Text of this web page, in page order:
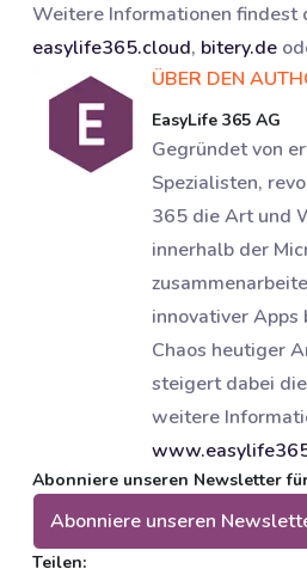
Weitere Informationen findest
easylife365.cloud, bitery.de
ÜBER DEN
EasyLife 365 AG
Gegründet von
Spezialisten,
365 die Art und
innerhalb der
innovativer
Chaos heutiger
steigert dabei
weitere
Abonniere unseren Newsletter
Abonniere unseren
Teilen: